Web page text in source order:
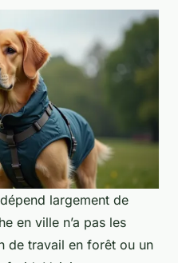
largement de
en ville n’a pas les
de travail en forêt ou un